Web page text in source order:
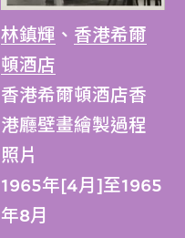
林鎮輝 、 香港希爾
頓酒店
香港希爾頓酒店香
港廳壁畫繪製過程
照片
1965年[4月]至1965
年8月